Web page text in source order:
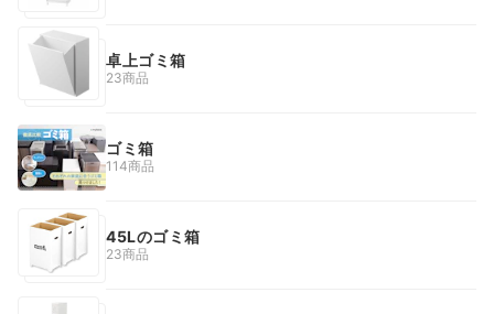
卓上ゴミ箱
23商品
ゴミ箱
114商品
45Lのゴミ箱
23商品